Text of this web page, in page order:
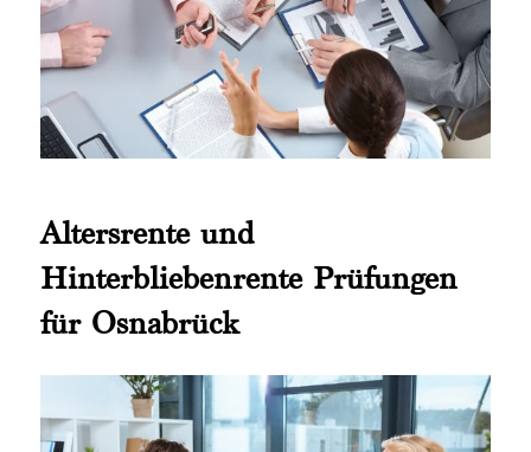
Altersrente und
Hinterbliebenrente Prüfungen
für Osnabrück